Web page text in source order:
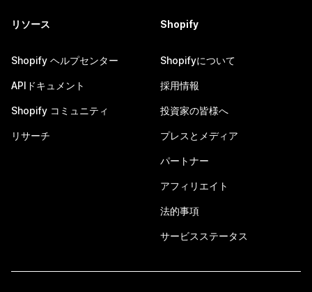
リソース
Shopify ヘルプセンター
APIドキュメント
Shopify コミュニティ
リサーチ
Shopify
Shopifyについて
採用情報
投資家の皆様へ
プレスとメディア
パートナー
アフィリエイト
法的事項
サービスステータス